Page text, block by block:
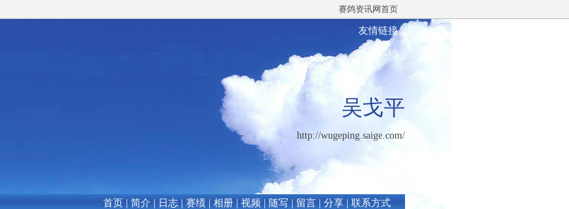
赛鸽资讯网首页
友情链接
吴戈平
http://wugeping.saige.com/
首页 简介 日志 赛绩 相册 视频 随写 留言 分享 联系方式